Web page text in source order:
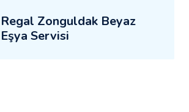
Regal Zonguldak Beyaz
Eşya Servisi